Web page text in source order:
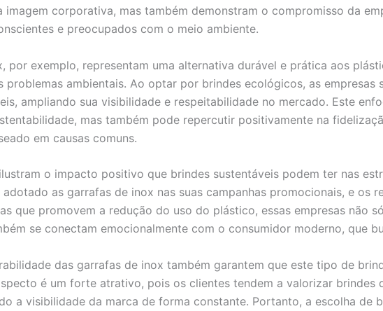
imagem corporativa, mas também demonstram o compromisso da
e preocupados com o meio ambiente.
por exemplo, representam uma alternativa durável e prática aos
problemas ambientais. Ao optar por brindes ecológicos, as empresas
ampliando sua visibilidade e respeitabilidade no mercado. Este
mas também pode repercutir positivamente na
em causas comuns.
o impacto positivo que brindes sustentáveis podem ter nas
as garrafas de inox nas suas campanhas promocionais, e os
que promovem a redução do uso do plástico, essas empresas não
se conectam emocionalmente com o consumidor moderno, que
das garrafas de inox também garantem que este tipo de
é um forte atrativo, pois os clientes tendem a valorizar brindes
a visibilidade da marca de forma constante. Portanto, a escolha de